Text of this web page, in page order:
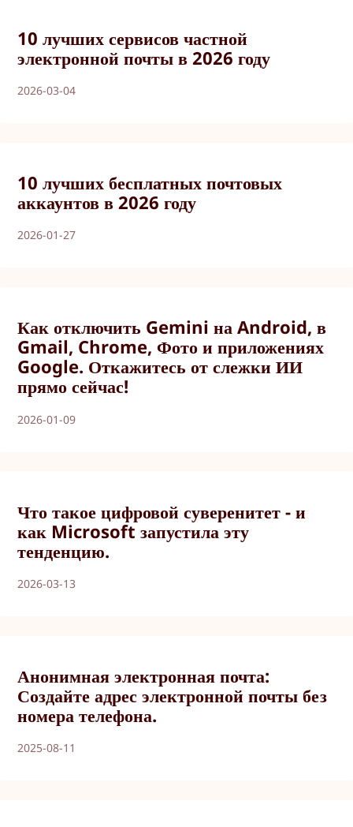
10 лучших сервисов частной
электронной почты в 2026 году
2026-03-04
10 лучших бесплатных почтовых
аккаунтов в 2026 году
2026-01-27
Как отключить Gemini на Android, в
Gmail, Chrome, Фото и приложениях
Google. Откажитесь от слежки ИИ
прямо сейчас!
2026-01-09
Что такое цифровой суверенитет - и
как Microsoft запустила эту
тенденцию.
2026-03-13
Анонимная электронная почта:
Создайте адрес электронной почты без
номера телефона.
2025-08-11